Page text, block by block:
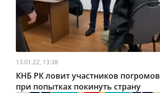
13.01.22, 13:38
КНБ РК ловит участников погромов
при попытках покинуть страну